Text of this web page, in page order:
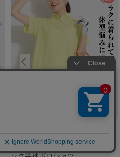
【吸水速乾】リラクシーバックタ
絞り込む